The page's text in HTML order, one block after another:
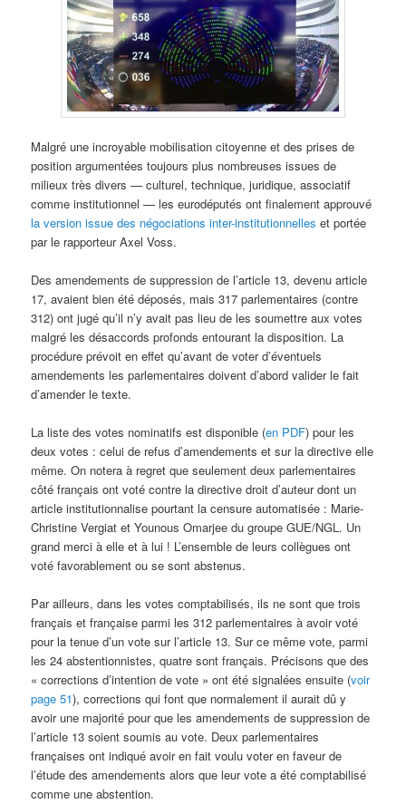
Malgré une incroyable mobilisation citoyenne et des prises de
position argumentées toujours plus nombreuses issues de
milieux très divers — culturel, technique, juridique, associatif
comme institutionnel — les eurodéputés ont finalement approuvé
la version issue des négociations inter-institutionnelles et portée
par le rapporteur Axel Voss.
Des amendements de suppression de l’article 13, devenu article
17, avaient bien été déposés, mais 317 parlementaires (contre
312) ont jugé qu’il n’y avait pas lieu de les soumettre aux votes
malgré les désaccords profonds entourant la disposition. La
procédure prévoit en effet qu’avant de voter d’éventuels
amendements les parlementaires doivent d’abord valider le fait
d’amender le texte.
La liste des votes nominatifs est disponible (en PDF) pour les
deux votes : celui de refus d’amendements et sur la directive elle
même. On notera à regret que seulement deux parlementaires
côté français ont voté contre la directive droit d’auteur dont un
article institutionnalise pourtant la censure automatisée : Marie-
Christine Vergiat et Younous Omarjee du groupe GUE/NGL. Un
grand merci à elle et à lui ! L’ensemble de leurs collègues ont
voté favorablement ou se sont abstenus.
Par ailleurs, dans les votes comptabilisés, ils ne sont que trois
français et française parmi les 312 parlementaires à avoir voté
pour la tenue d’un vote sur l’article 13. Sur ce même vote, parmi
les 24 abstentionnistes, quatre sont français. Précisons que des
« corrections d’intention de vote » ont été signalées ensuite (voir
page 51), corrections qui font que normalement il aurait dû y
avoir une majorité pour que les amendements de suppression de
l’article 13 soient soumis au vote. Deux parlementaires
françaises ont indiqué avoir en fait voulu voter en faveur de
l’étude des amendements alors que leur vote a été comptabilisé
comme une abstention.